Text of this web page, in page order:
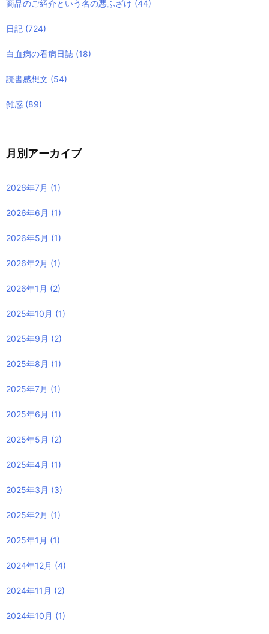
商品のご紹介という名の悪ふざけ (44)
日記 (724)
白血病の看病日誌 (18)
読書感想文 (54)
雑感 (89)
月別アーカイブ
2026年7月 (1)
2026年6月 (1)
2026年5月 (1)
2026年2月 (1)
2026年1月 (2)
2025年10月 (1)
2025年9月 (2)
2025年8月 (1)
2025年7月 (1)
2025年6月 (1)
2025年5月 (2)
2025年4月 (1)
2025年3月 (3)
2025年2月 (1)
2025年1月 (1)
2024年12月 (4)
2024年11月 (2)
2024年10月 (1)